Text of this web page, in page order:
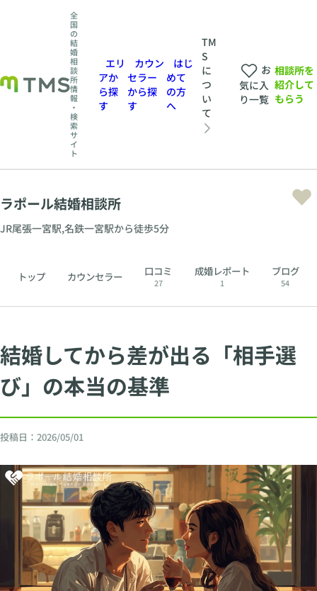
全
国
の
結
婚
相
談
所
情
報
・
検
索
サ
イ
ト
エリ
アか
ら探
す
カウン
セラー
から探
す
はじ
めて
の方
へ
TM
S
に
つ
い
て
お
気に入
り一覧
相談所を
紹介して
もらう
ラポール結婚相談所
JR尾張一宮駅,名鉄一宮駅から徒歩5分
トップ カウンセラー 口コミ
27
成婚レポート
1
ブログ
54
結婚してから差が出る「相手選
び」の本当の基準
投稿日： 2026/05/01